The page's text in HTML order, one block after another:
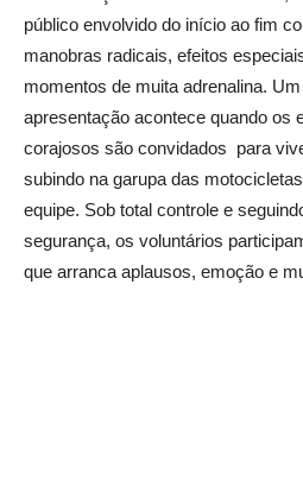
público envolvido do início ao fim
manobras radicais, efeitos
momentos de muita adrenalina.
apresentação acontece quando os
corajosos são convidados para
subindo na garupa das
equipe. Sob total controle e
segurança, os voluntários
que arranca aplausos, emoção e